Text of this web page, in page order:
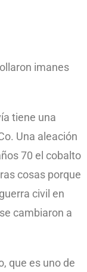
imanes
tiene una
Una aleación
70 el cobalto
cosas porque
civil en
cambiaron a
que es uno de